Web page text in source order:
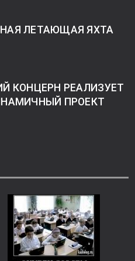
ЛЕТАЮЩАЯ ЯХТА
КОНЦЕРН РЕАЛИЗУЕТ
ПРОЕКТ